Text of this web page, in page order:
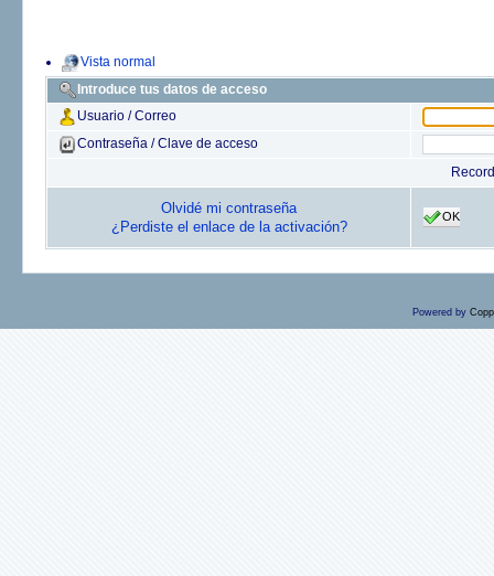
Vista normal
Introduce tus datos de acceso
Usuario / Correo
Contraseña / Clave de acceso
Olvidé mi contraseña
¿Perdiste el enlace de la activación?
OK
Powered by